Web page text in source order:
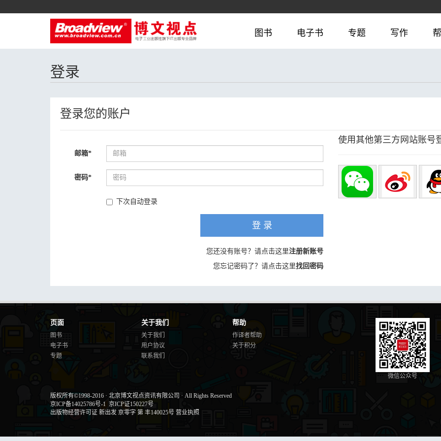
图书 电子书 专题 写作
登录
登录您的账户
邮箱*
密码*
下次自动登录
登 录
您还没有账号？请点击这里注册新账号
您忘记密码了？请点击这里找回密码
使用其他第三方网站账号
页面
图书
电子书
专题
关于我们
关于我们
用户协议
联系我们
帮助
作译者帮助
关于积分
微信公众号
版权所有©1998-2016 · 北京博文视点资讯有限公司 · All Rights Reserved
京ICP备14025786号-1 京ICP证150227号
出版物经营许可证 新出发 京零字 第 丰140025号 营业执照